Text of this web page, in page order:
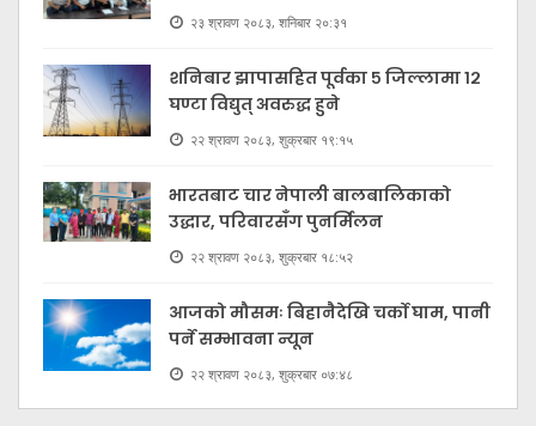
२३ श्रावण २०८३, शनिबार २०:३१
शनिबार झापासहित पूर्वका ५ जिल्लामा १२
घण्टा विद्युत् अवरुद्ध हुने
२२ श्रावण २०८३, शुक्रबार १९:१५
भारतबाट चार नेपाली बालबालिकाको
उद्धार, परिवारसँग पुनर्मिलन
२२ श्रावण २०८३, शुक्रबार १८:५२
आजको मौसमः बिहानैदेखि चर्को घाम, पानी
पर्ने सम्भावना न्यून
२२ श्रावण २०८३, शुक्रबार ०७:४८